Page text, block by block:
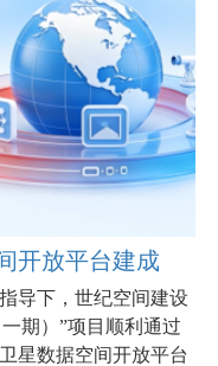
开放平台建成
导下，世纪空间建设
期）”项目顺利通过
星数据空间开放平台